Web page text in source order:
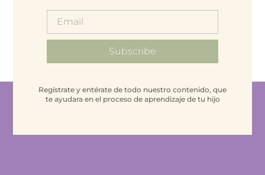
Subscribe
Regístrate y entérate de todo nuestro contenido, que
te ayudara en el proceso de aprendizaje de tu hijo